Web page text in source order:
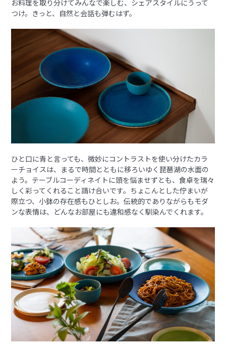
お料理を取り分けてみんなで楽しむ、シェアスタイルにうって
つけ。きっと、自然と会話も弾むはず。
ひと口に青と言っても、微妙にコントラストを使い分けたカラ
ーチョイスは、まるで時間とともに移ろいゆく琵琶湖の水面の
よう。テーブルコーディネイトに頭を悩ませずとも、食卓を瑞々
しく彩ってくれること請け合いです。ちょこんとした佇まいが
際立つ、小鉢の存在感もひとしお。伝統的でありながらもモダ
ンな表情は、どんなお部屋にも違和感なく馴染んでくれます。